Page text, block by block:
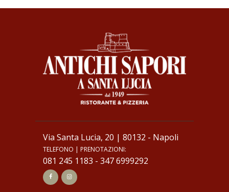
Via Santa Lucia, 20 | 80132 - Napoli
TELEFONO | PRENOTAZIONI:
081 245 1183 - 347 6999292